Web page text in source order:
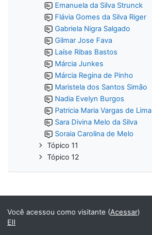
Emanuela da Silva Strunck
Flávia Gomes da Silva Riger
Gabriela Nigra Salgado
Gilmar Jose Fava
Laíse Ribas Bastos
Márcia Junkes
Márcia Regina de Pinho
Maristela dos Santos Simão
Nadia Evelyn Burgos
Patricia Maria Vargas de Lima
Sara Divina Melo da Silva
Soraia Carolina de Melo
Tópico 11
Tópico 12
Você acessou como visitante (Acessar)
EII